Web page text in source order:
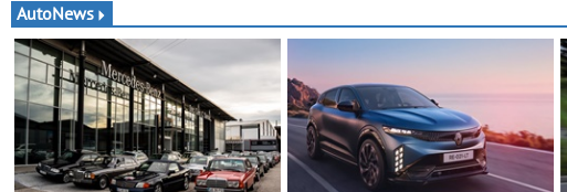
AutoNews